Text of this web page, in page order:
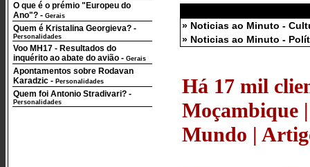
O que é o prémio "Europeu do
Ano"? - Gerais
Quem é Kristalina Georgieva? -
Personalidades
Voo MH17 - Resultados do
inquérito ao abate do avião - Gerais
Apontamentos sobre Rodavan
Karadzic - Personalidades
Quem foi Antonio Stradivari? -
Personalidades
» Noticias ao Minuto -
» Noticias ao Minuto -
Há 17 mil
Moçambique
Mundo |